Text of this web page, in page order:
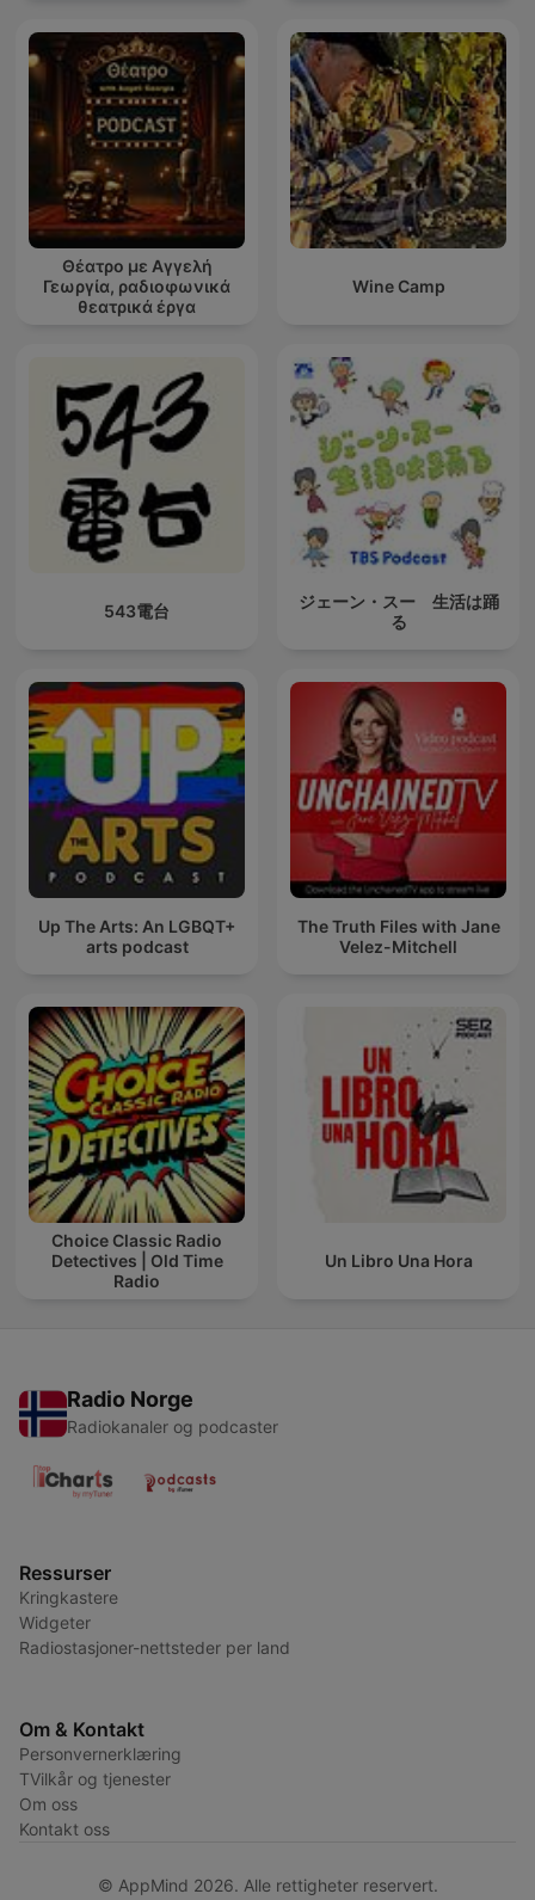
Θέατρο με Αγγελή
Γεωργία, ραδιοφωνικά
θεατρικά έργα
Wine Camp
543電台
ジェーン・スー 生活は踊
る
Up The Arts: An LGBQT+
arts podcast
The Truth Files with Jane
Velez-Mitchell
Choice Classic Radio
Detectives | Old Time
Radio
Un Libro Una Hora
Radio Norge
Radiokanaler og podcaster
Ressurser
Kringkastere
Widgeter
Radiostasjoner-nettsteder per land
Om & Kontakt
Personvernerklæring
TVilkår og tjenester
Om oss
Kontakt oss
© AppMind 2026. Alle rettigheter reservert.